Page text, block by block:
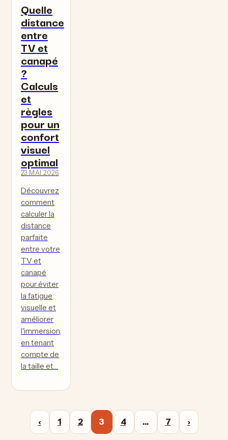
Quelle
distance
entre
TV et
canapé
?
Calculs
et
règles
pour un
confort
visuel
optimal
23 MAI 2026
Découvrez
comment
calculer la
distance
parfaite
entre votre
TV et
canapé
pour éviter
la fatigue
visuelle et
améliorer
l'immersion,
en tenant
compte de
la taille et…
‹ 1 2 3 4 … 7 ›